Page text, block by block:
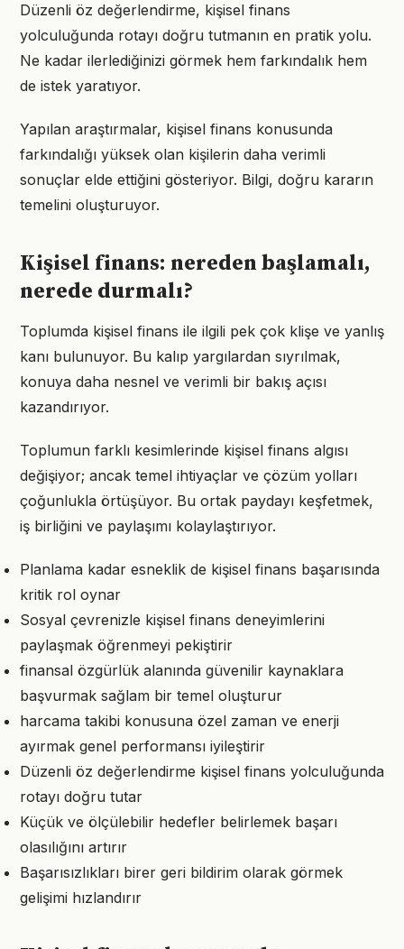
Düzenli öz değerlendirme, kişisel finans
yolculuğunda rotayı doğru tutmanın en pratik yolu.
Ne kadar ilerlediğinizi görmek hem farkındalık hem
de istek yaratıyor.
Yapılan araştırmalar, kişisel finans konusunda
farkındalığı yüksek olan kişilerin daha verimli
sonuçlar elde ettiğini gösteriyor. Bilgi, doğru kararın
temelini oluşturuyor.
Kişisel finans: nereden başlamalı,
nerede durmalı?
Toplumda kişisel finans ile ilgili pek çok klişe ve yanlış
kanı bulunuyor. Bu kalıp yargılardan sıyrılmak,
konuya daha nesnel ve verimli bir bakış açısı
kazandırıyor.
Toplumun farklı kesimlerinde kişisel finans algısı
değişiyor; ancak temel ihtiyaçlar ve çözüm yolları
çoğunlukla örtüşüyor. Bu ortak paydayı keşfetmek,
iş birliğini ve paylaşımı kolaylaştırıyor.
Planlama kadar esneklik de kişisel finans başarısında
kritik rol oynar
Sosyal çevrenizle kişisel finans deneyimlerini
paylaşmak öğrenmeyi pekiştirir
finansal özgürlük alanında güvenilir kaynaklara
başvurmak sağlam bir temel oluşturur
harcama takibi konusuna özel zaman ve enerji
ayırmak genel performansı iyileştirir
Düzenli öz değerlendirme kişisel finans yolculuğunda
rotayı doğru tutar
Küçük ve ölçülebilir hedefler belirlemek başarı
olasılığını artırır
Başarısızlıkları birer geri bildirim olarak görmek
gelişimi hızlandırır